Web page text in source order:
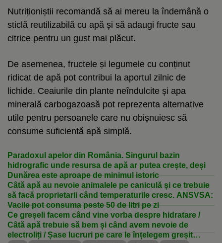
Nutriționiștii recomandă să ai mereu la îndemână o
sticlă reutilizabilă cu apă și să adaugi fructe sau
citrice pentru un gust mai plăcut.
De asemenea, fructele și legumele cu conținut
ridicat de apă pot contribui la aportul zilnic de
lichide. Ceaiurile din plante neîndulcite și apa
minerală carbogazoasă pot reprezenta alternative
utile pentru persoanele care nu obișnuiesc să
consume suficientă apă simplă.
Paradoxul apelor din România. Singurul bazin
hidrografic unde resursa de apă ar putea crește, deși
Dunărea este aproape de minimul istoric
Câtă apă au nevoie animalele pe caniculă și ce trebuie
să facă proprietarii când temperaturile cresc. ANSVSA:
Vacile pot consuma peste 50 de litri pe zi
Ce greșeli facem când vine vorba despre hidratare /
Câtă apă trebuie să bem și când avem nevoie de
electroliți / Șase lucruri pe care le înțelegem greșit